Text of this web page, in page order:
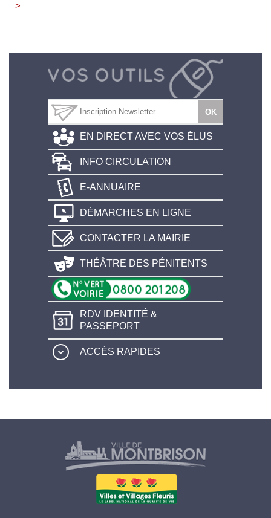
>
EN DIRECT AVEC VOS ÉLUS
INFO CIRCULATION
E-ANNUAIRE
DÉMARCHES EN LIGNE
CONTACTER LA MAIRIE
THÉÂTRE DES PÉNITENTS
RDV IDENTITÉ &
PASSEPORT
ACCÈS RAPIDES